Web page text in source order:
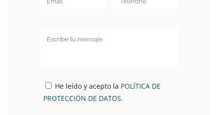
He leído y acepto la POLÍTICA DE
PROTECCIÓN DE DATOS.